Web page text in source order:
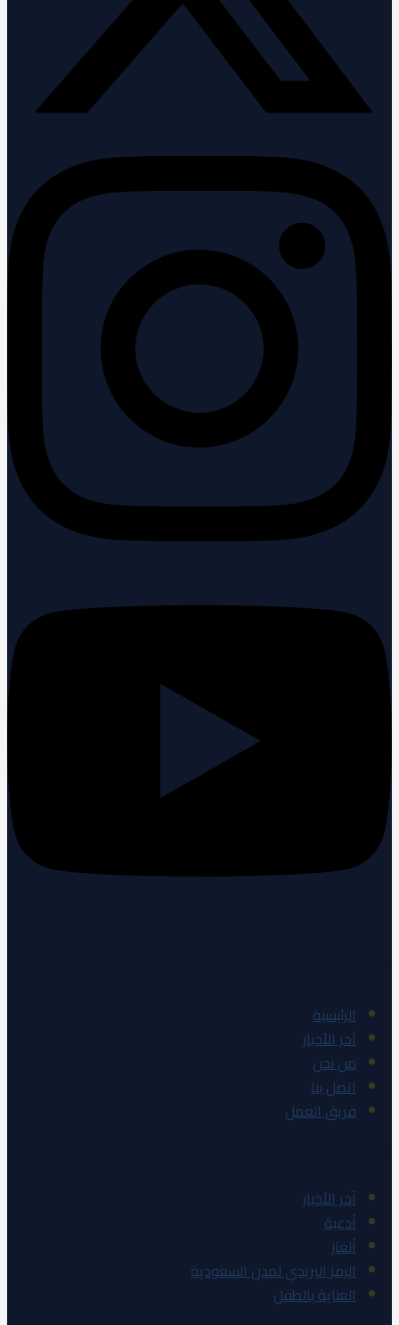
الرئيسية
آخر الأخبار
من نحن
اتصل بنا
فريق العمل
آخر الأخبار
أدعية
ألغاز
الرمز البريدي لمدن السعودية
العناية بالطفل